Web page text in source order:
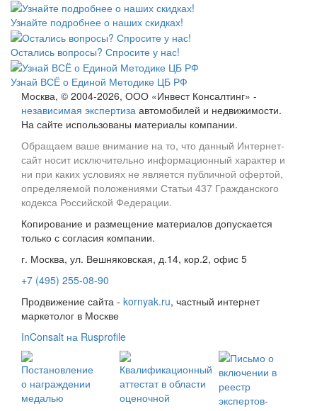
Узнайте подробнее о наших скидках!
Остались вопросы? Спросите у нас!
Узнай ВСЁ о Единой Методике ЦБ РФ
Москва, © 2004-2026, ООО «Инвест Консалтинг» -
независимая экспертиза автомобилей и недвижимости.
На сайте использованы материалы компании.
Обращаем ваше внимание на то, что данный Интернет-
сайт носит исключительно информационный характер и
ни при каких условиях не является публичной офертой,
определяемой положениями Статьи 437 Гражданского
кодекса Российской Федерации.
Копирование и размещение материалов допускается
только с согласия компании.
г. Москва, ул. Вешняковская, д.14, кор.2, офис 5
+7 (495) 255-08-90
Продвижение сайта - kornyak.ru, частный интернет
маркетолог в Москве
InConsalt на Rusprofile